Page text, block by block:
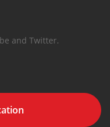
and Twitter.